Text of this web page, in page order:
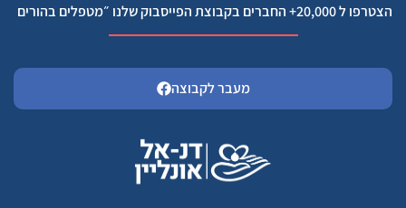
הצטרפו ל 20,000+ החברים בקבוצת הפייסבוק שלנו ״מטפלים בהורים
מעבר לקבוצה